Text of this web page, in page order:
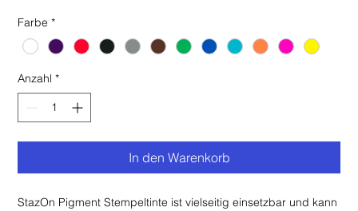
Farbe *
Anzahl *
In den Warenkorb
StazOn Pigment Stempeltinte ist vielseitig einsetzbar und kann